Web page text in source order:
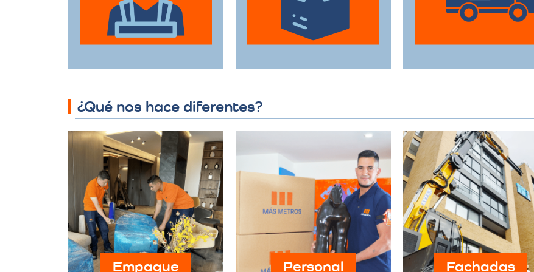
hasta muebles de
gran tamaño con el
estén protegidas
durante el traslado.
perfecto estado a su
¿Qué nos hace diferentes?
Empaque Personal Fachadas